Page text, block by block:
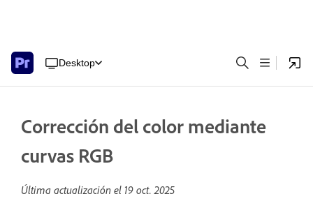
Desktop
Corrección del color mediante
curvas RGB
Última actualización el 19 oct. 2025